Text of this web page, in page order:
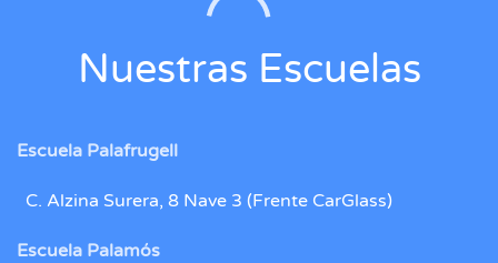
Nuestras Escuelas
Escuela Palafrugell
C. Alzina Surera, 8 Nave 3 (Frente CarGlass)
Escuela Palamós